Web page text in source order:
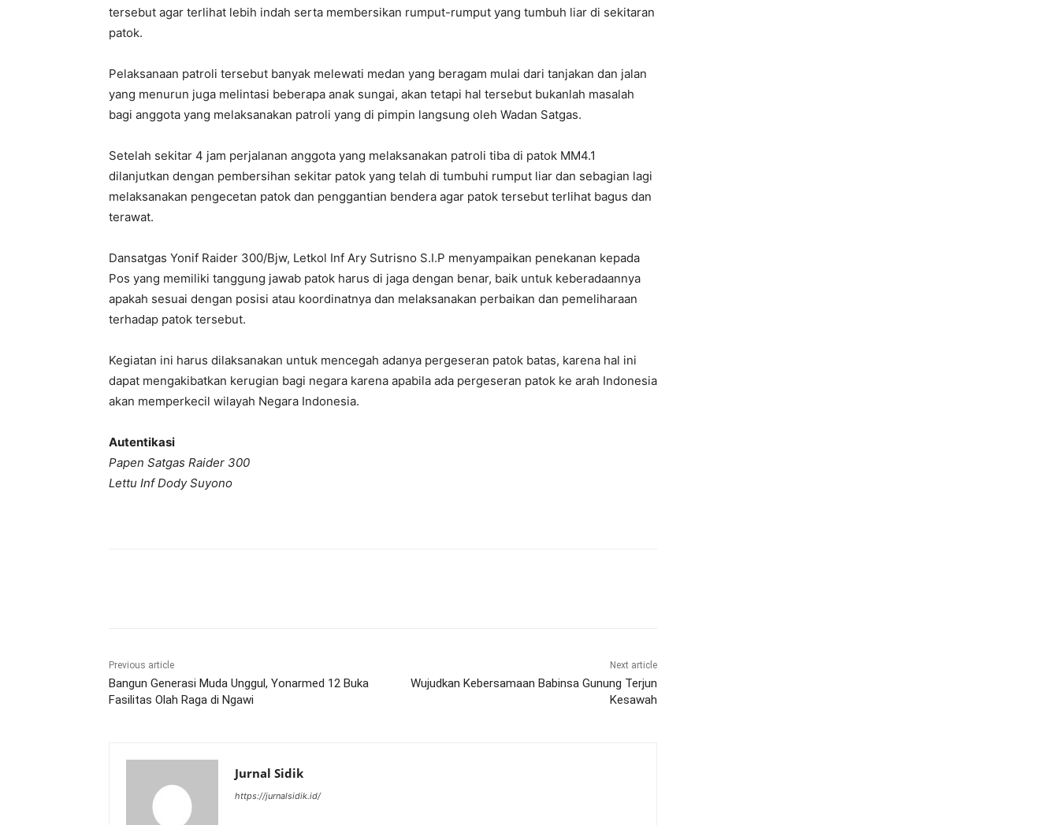
tersebut agar terlihat lebih indah serta membersikan rumput-rumput yang tumbuh liar di sekitaran
patok.
Pelaksanaan patroli tersebut banyak melewati medan yang beragam mulai dari tanjakan dan jalan
yang menurun juga melintasi beberapa anak sungai, akan tetapi hal tersebut bukanlah masalah
bagi anggota yang melaksanakan patroli yang di pimpin langsung oleh Wadan Satgas.
Setelah sekitar 4 jam perjalanan anggota yang melaksanakan patroli tiba di patok MM4.1
dilanjutkan dengan pembersihan sekitar patok yang telah di tumbuhi rumput liar dan sebagian lagi
melaksanakan pengecetan patok dan penggantian bendera agar patok tersebut terlihat bagus dan
terawat.
Dansatgas Yonif Raider 300/Bjw, Letkol Inf Ary Sutrisno S.I.P menyampaikan penekanan kepada
Pos yang memiliki tanggung jawab patok harus di jaga dengan benar, baik untuk keberadaannya
apakah sesuai dengan posisi atau koordinatnya dan melaksanakan perbaikan dan pemeliharaan
terhadap patok tersebut.
Kegiatan ini harus dilaksanakan untuk mencegah adanya pergeseran patok batas, karena hal ini
dapat mengakibatkan kerugian bagi negara karena apabila ada pergeseran patok ke arah Indonesia
akan memperkecil wilayah Negara Indonesia.
Autentikasi
Papen Satgas Raider 300
Lettu Inf Dody Suyono
Previous article
Bangun Generasi Muda Unggul, Yonarmed 12 Buka
Fasilitas Olah Raga di Ngawi
Next article
Wujudkan Kebersamaan Babinsa Gunung Terjun
Kesawah
Jurnal Sidik
https://jurnalsidik.id/